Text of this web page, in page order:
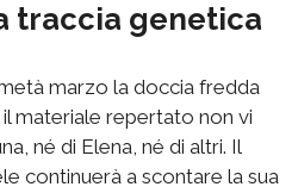
traccia genetica
marzo la doccia fredda
materiale repertato non vi
né di Elena, né di altri. Il
continuerà a scontare la sua